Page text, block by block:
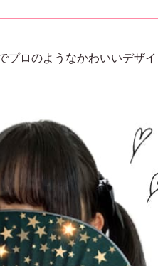
ロのようなかわいいデザイ